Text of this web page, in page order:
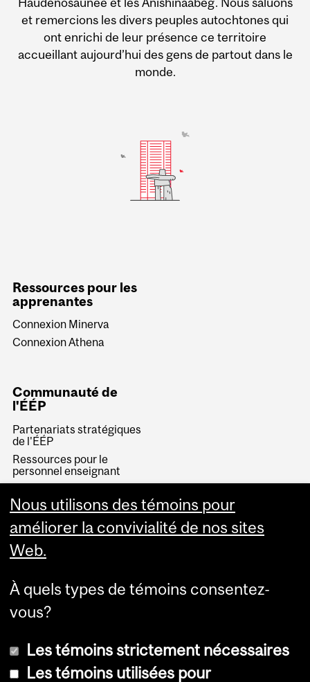
et remercions les divers peuples autochtones qui
ont enrichi de leur présence ce territoire
accueillant aujourd’hui des gens de partout dans le
monde.
Ressources pour les
apprenantes
Connexion Minerva
Connexion Athena
Communauté de
l'ÉÉP
Partenariats stratégiques
de l'ÉÉP
Ressources pour le
personnel enseignant
Lifelong Learning
Rejoignez notre équipe
Nous utilisons des témoins pour
améliorer la convivialité de nos sites
Web.
À quels types de témoins consentez-
vous?
Les témoins strictement nécessaires
Les témoins utilisées pour